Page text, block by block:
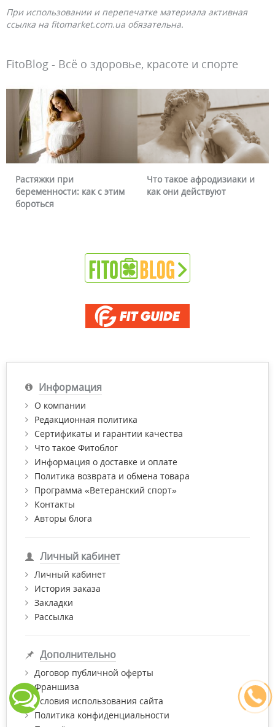
При использовании и перепечатке материала активная
ссылка на fitomarket.com.ua обязательна.
FitoBlog - Всё о здоровье, красоте и спорте
Растяжки при
беременности: как с этим
бороться
Что такое афродизиаки и
как они действуют
Информация
О компании
Редакционная политика
Сертификаты и гарантии качества
Что такое Фитоблог
Информация о доставке и оплате
Политика возврата и обмена товара
Программа «Ветеранский спорт»
Контакты
Авторы блога
Личный кабинет
Личный кабинет
История заказа
Закладки
Рассылка
Дополнительно
Договор публичной оферты
Франшиза
Условия использования сайта
Политика конфиденциальности